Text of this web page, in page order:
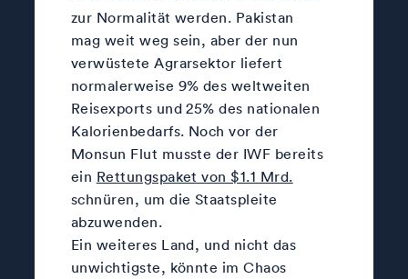
zur Normalität werden. Pakistan
mag weit weg sein, aber der nun
verwüstete Agrarsektor liefert
normalerweise 9% des weltweiten
Reisexports und 25% des nationalen
Kalorienbedarfs. Noch vor der
Monsun Flut musste der IWF bereits
ein Rettungspaket von $1.1 Mrd.
schnüren, um die Staatspleite
abzuwenden.
Ein weiteres Land, und nicht das
unwichtigste, könnte im Chaos